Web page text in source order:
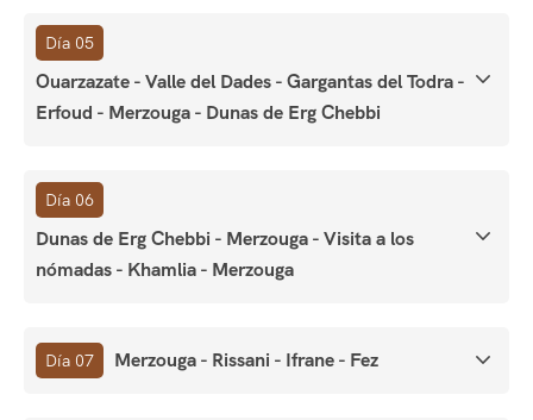
Día 05
Ouarzazate - Valle del Dades - Gargantas del Todra -
Erfoud - Merzouga - Dunas de Erg Chebbi
Día 06
Dunas de Erg Chebbi - Merzouga - Visita a los
nómadas - Khamlia - Merzouga
Día 07 Merzouga - Rissani - Ifrane - Fez